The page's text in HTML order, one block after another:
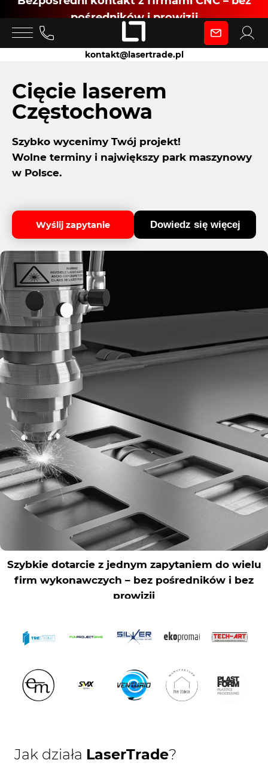
pośredników i prowizji
Zaloguj się
Dołącz jako Partner CNC
Rejestracja
Partner produkcyjny
Zaloguj się
kontakt@lasertrade.pl
Cięcie laserem
Częstochowa
Szybko wycenimy Twój projekt!
Wolne terminy i największy park maszynowy
w Polsce.
Wyślij zapytanie Dowiedz się więcej
Jak działa LaserTrade?